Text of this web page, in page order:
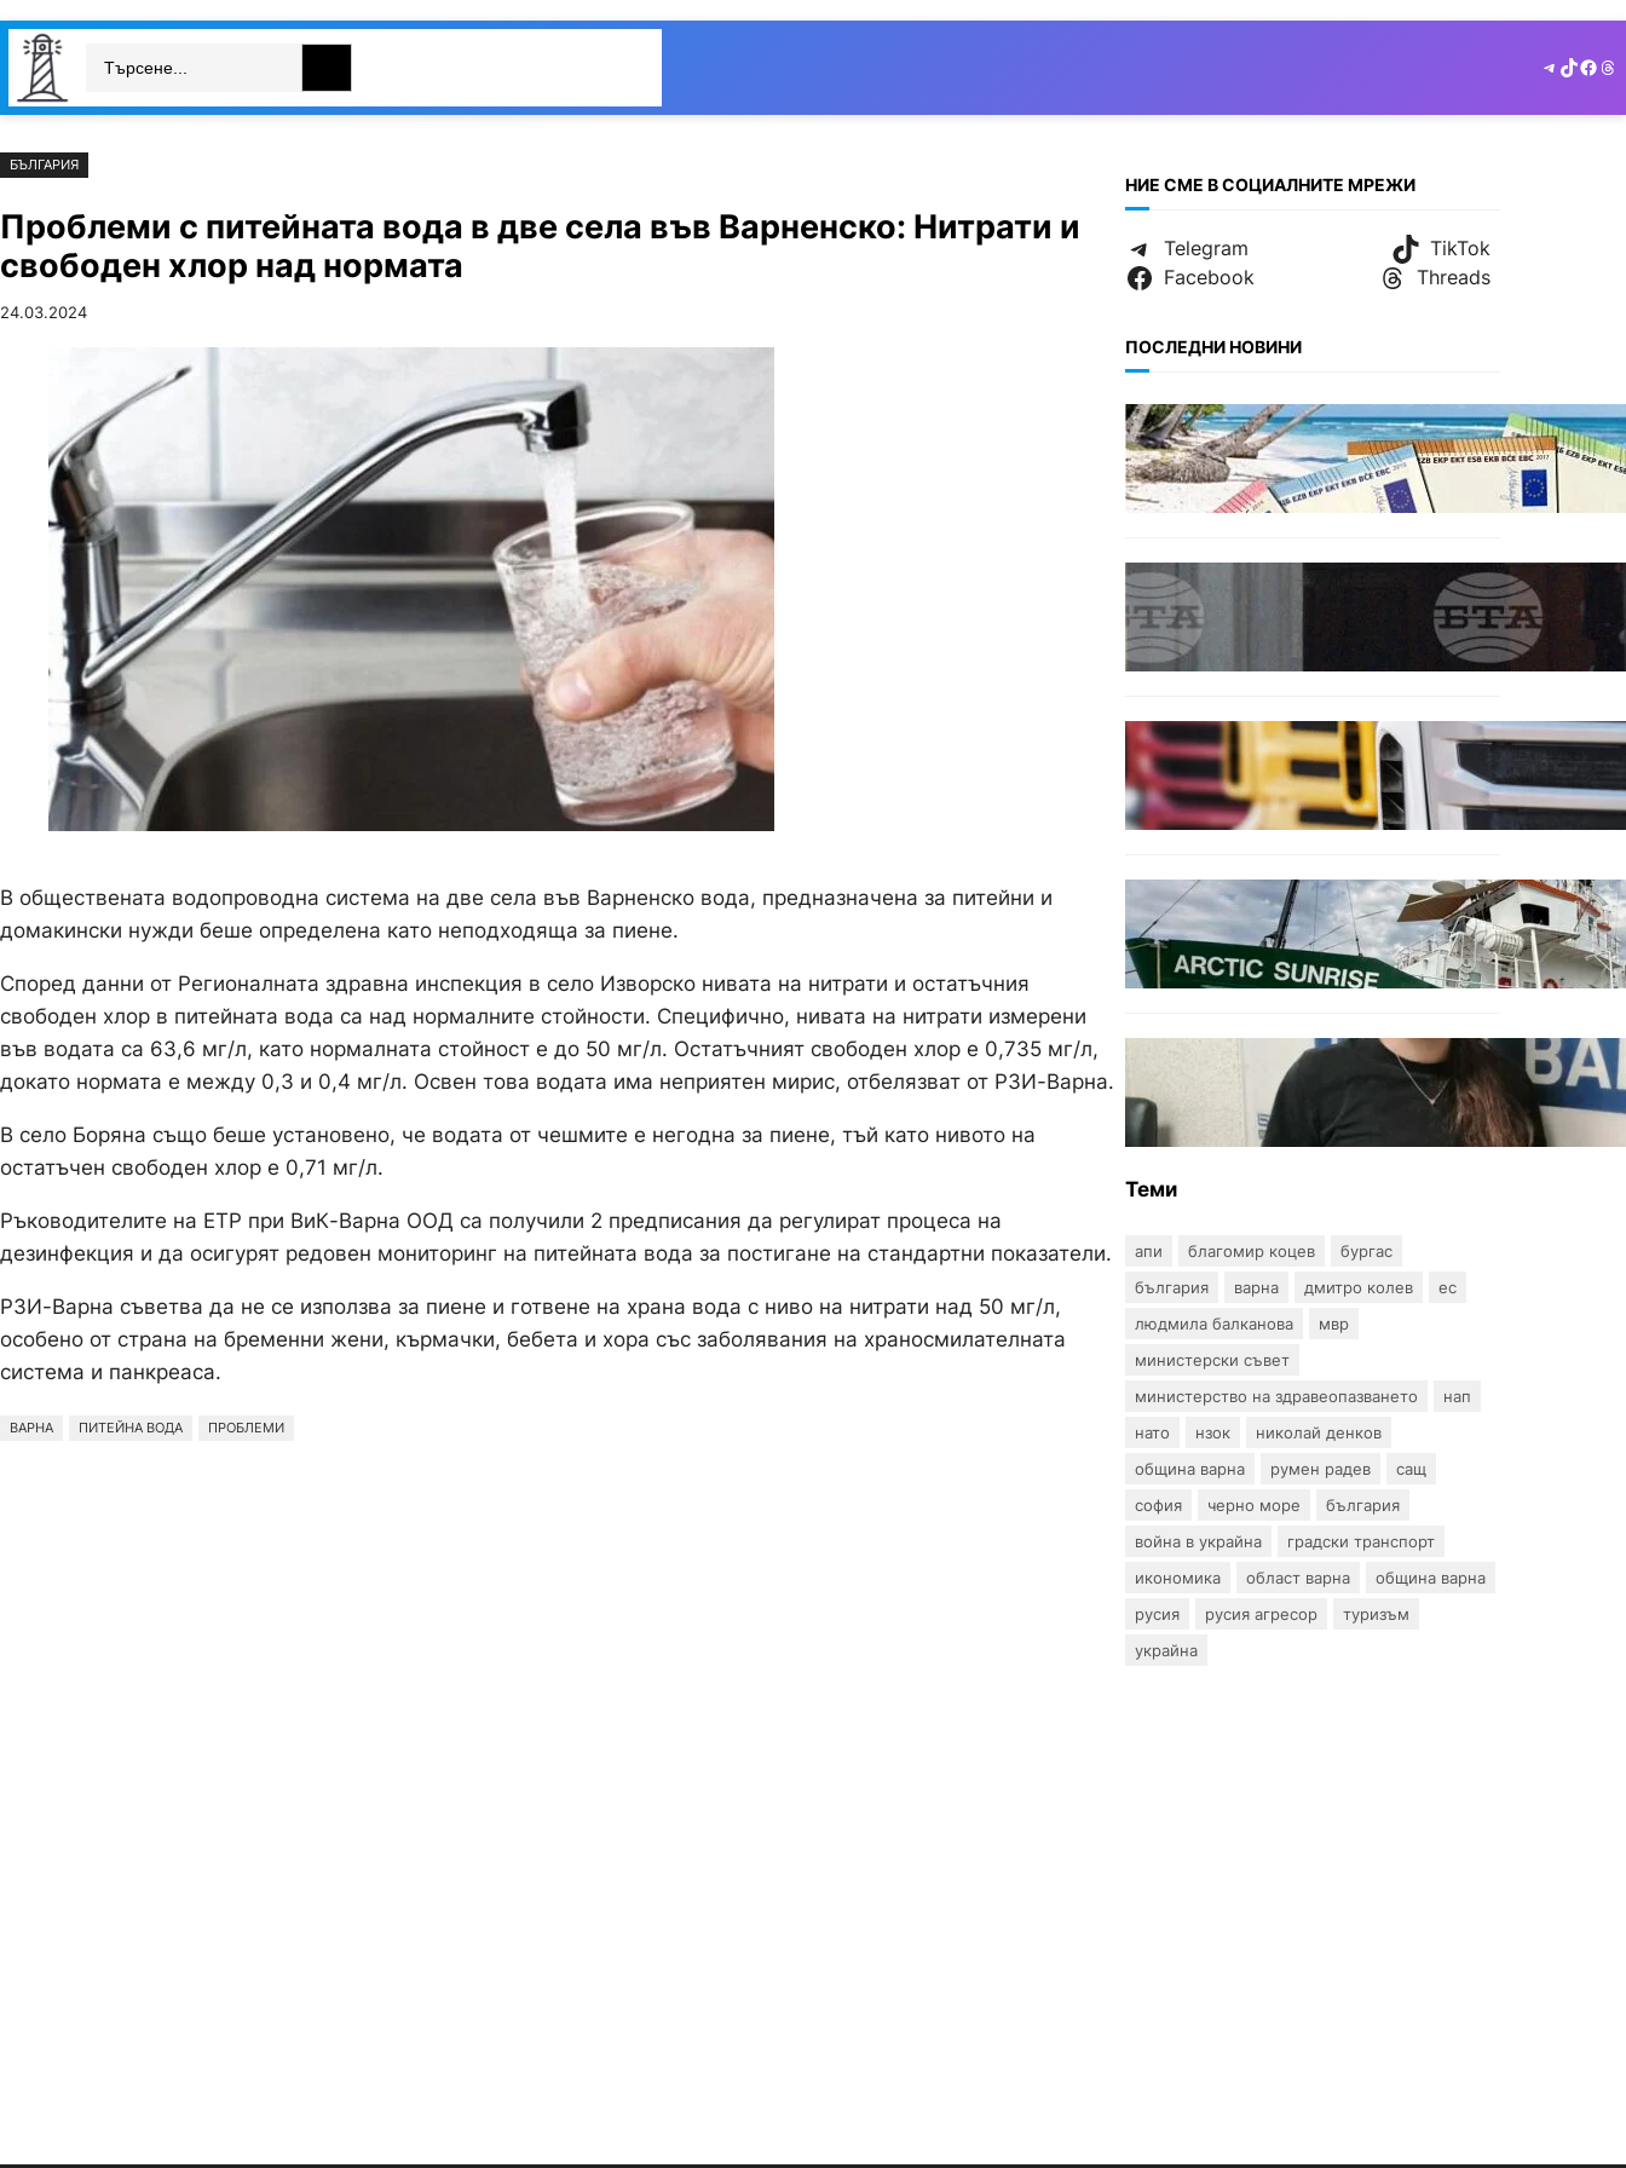
Към
съдържанието
Skip
cont
Telegram
TikTok
БЪЛГАРИЯ
Проблеми с питейната вода в две села във Варненско: Нитрати и
свободен хлор над нормата
24.03.2024
В обществената водопроводна система на две села във Варненско вода, предназначена за питейни и
домакински нужди беше определена като неподходяща за пиене.
Според данни от Регионалната здравна инспекция в село Изворско нивата на нитрати и остатъчния
свободен хлор в питейната вода са над нормалните стойности. Специфично, нивата на нитрати измерени
във водата са 63,6 мг/л, като нормалната стойност е до 50 мг/л. Остатъчният свободен хлор е 0,735 мг/л,
докато нормата е между 0,3 и 0,4 мг/л. Освен това водата има неприятен мирис, отбелязват от РЗИ-Варна.
В село Боряна също беше установено, че водата от чешмите е негодна за пиене, тъй като нивото на
остатъчен свободен хлор е 0,71 мг/л.
Ръководителите на ЕТР при ВиК-Варна ООД са получили 2 предписания да регулират процеса на
дезинфекция и да осигурят редовен мониторинг на питейната вода за постигане на стандартни показатели.
РЗИ-Варна съветва да не се използва за пиене и готвене на храна вода с ниво на нитрати над 50 мг/л,
особено от страна на бременни жени, кърмачки, бебета и хора със заболявания на храносмилателната
система и панкреаса.
ВАРНА ПИТЕЙНА ВОДА ПРОБЛЕМИ
НИЕ СМЕ В СОЦИАЛНИТЕ МРЕЖИ
Telegram
TikTok
Facebook
Threads
ПОСЛЕДНИ НОВИНИ
ИКОНОМИКА
Край на цените в две
валути: От 9 август
етикетите ще са само в
евро.
Варна отбелязва 147
години от създаването на
Военноморските сили.
БЪЛГАРИЯ
Нови ограничения за
камионите над 12 тона по
ключови пътища през
август
БЪЛГАРИЯ
Корабът на „Грийнпийс“
пристигна във Варна с
кампания за опазване на
Черно море
ОБЩЕСТВО
Варненска ученичка
създаде интерактивна
карта за сигнали за
проблеми с боклука
Теми
апи благомир коцев
бургас
българия
варна дмитро колев
ес
людмила балканова
мвр
министерски съвет
министерство на здравеопазването
нап
нато
нзок
николай денков
община варна
румен радев
сащ
софия
черно море
българия
война в украйна
градски транспорт
икономика
област варна
община варна
русия
русия агресор
туризъм
украйна